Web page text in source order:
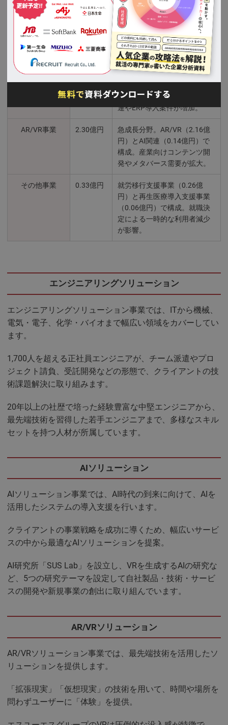
ソリューション
事業
55.02億
主力事業。派遣（49.15億円）
と請負等（5.87億円）で構
成。派遣分野は単価上昇と在
籍人数増加で増収、請負等は
大型案件の反動で減収。
コンサルティン
4.42億円
ITコンサルティング（4.24億
（0.17億円）で構成。SAP関
連やERP導入案件が増加。
AR/VR事業 2.30億円
急成長分野。AR/VR（2.16億
円）とAI関連（0.14億円）で
構成。産業向けコンテンツ開
発やメタバース需要が拡大。
その他事業 0.33億円
就労移行支援事業（0.26億
円）と再生医療導入支援事業
（0.06億円）で構成。就職決
定による一時的な利用者減少
が影響。
エンジニアリングソリューション
エンジニアリングソリューション事業では、ITから機械、
電気・電子、化学・バイオまで幅広い領域をカバーしてい
ます。
1,700人を超える正社員エンジニアが、チーム派遣やプロ
ジェクト請負、受託開発などの形態で、クライアントの技
術課題解決に取り組みます。
20年以上の社歴で培った経験豊富な中堅エンジニアから、
最先端技術を習得した若手エンジニアまで、多様なスキル
セットを持つ人材が所属しています。
AIソリューション
AIソリューション事業では、AI時代の到来に向けて、AIを
活用したシステムの導入支援を行います。
クライアントの事業戦略を成功に導くため、幅広いサービ
スの中から最適なAIソリューションを提案。
AI研究所「SUS Lab」を設立し、VRを生成するAIの研究な
ど、5つの研究テーマを設定して自社製品・技術・サービ
スの開発や新規事業の創出に取り組んでいます。
AR/VRソリューション
AR/VRソリューション事業では、最先端技術を活用したソ
リューションを提供します。
「拡張現実」「仮想現実」の技術を用いて、時間や場所を
問わずユーザーに「体験」を提供。